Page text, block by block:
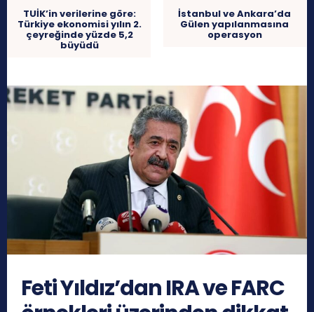
TUİK’in verilerine göre:
Türkiye ekonomisi yılın 2.
çeyreğinde yüzde 5,2
büyüdü
İstanbul ve Ankara’da
Gülen yapılanmasına
operasyon